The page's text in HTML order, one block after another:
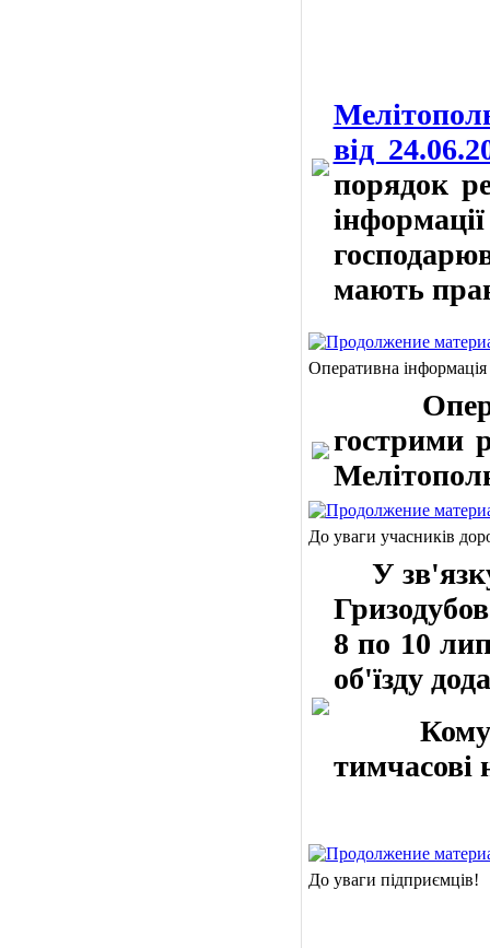
від
порядок
мають
Оперативна
гострими
До уваги учасників
У зв'язку
8 по 10
об'їзду
тимчасові
До уваги підприємців!